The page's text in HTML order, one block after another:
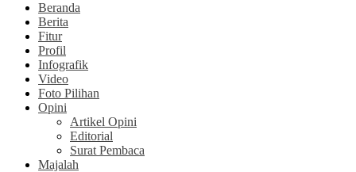
Beranda
Berita
Fitur
Profil
Infografik
Video
Foto Pilihan
Opini
Artikel Opini
Editorial
Surat Pembaca
Majalah